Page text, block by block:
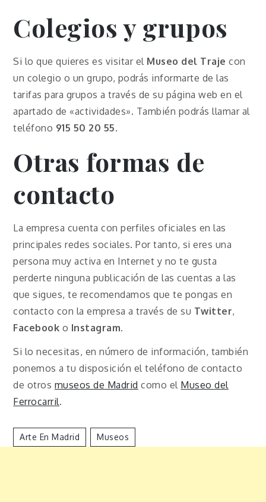
Colegios y grupos
Si lo que quieres es visitar el Museo del Traje con
un colegio o un grupo, podrás informarte de las
tarifas para grupos a través de su página web en el
apartado de «actividades». También podrás llamar al
teléfono 915 50 20 55.
Otras formas de
contacto
La empresa cuenta con perfiles oficiales en las
principales redes sociales. Por tanto, si eres una
persona muy activa en Internet y no te gusta
perderte ninguna publicación de las cuentas a las
que sigues, te recomendamos que te pongas en
contacto con la empresa a través de su Twitter,
Facebook o Instagram.
Si lo necesitas, en número de información, también
ponemos a tu disposición el teléfono de contacto
de otros museos de Madrid como el Museo del
Ferrocarril.
Arte En Madrid Museos